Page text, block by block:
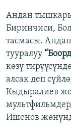
Андан
Биринчиси,
тасмасы.
тууралуу
көзү
алсак деп
Кыдыралиев
Ишенов